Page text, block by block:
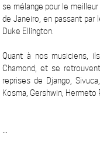
se mélange pour le
de Janeiro, en passant par
Duke Ellington.
Quant à nos musiciens,
Chamond, et se
reprises de Django,
Kosma, Gershwin, Hermeto